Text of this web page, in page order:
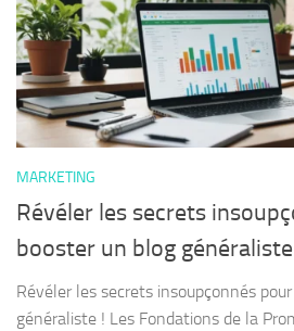
MARKETING
Révéler les secrets
booster un blog
Révéler les secrets insoupçonnés
généraliste ! Les Fondations de la